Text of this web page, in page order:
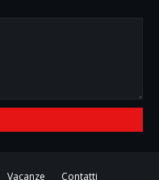
Vacanze Contatti